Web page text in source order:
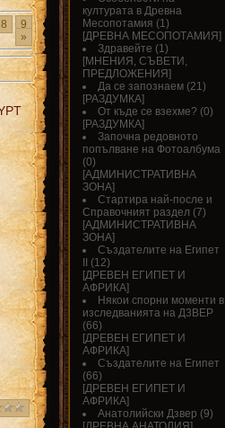
8
9
»
културата в Древна
Месопотамия (1)
[ДРЕВНА МЕСОПОТАМИЯ]
Здравейте (1)
[МНЕНИЯ, СЪВЕТИ,
ПРЕДЛОЖЕНИЯ]
Да се запознаем (21)
[РАЗДУМКА]
От къде се взехме? (0)
[РАЗДУМКА]
Започна редовното
попълване на Фотоалбума
(0)
[АДМИНИСТРАТИВНА
ЗОНА]
Стартира най-после и
Справочният раздел (7)
[АДМИНИСТРАТИВНА
ЗОНА]
Създателите на Египет
(12)
[ДРЕВЕН ЕГИПЕТ И
АФРИКА]
Някои спорни моменти в
изследванията на Д3ВЕР
(66)
[ДРЕВЕН ЕГИПЕТ И
АФРИКА]
Създателите на Египет
(66)
[ДРЕВЕН ЕГИПЕТ И
АФРИКА]
Анатолийски Дзвер (9)